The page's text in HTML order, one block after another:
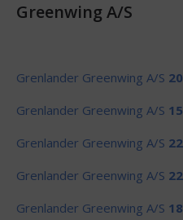
Greenwing A/S
Grenlander Greenwing A/S
Grenlander Greenwing A/S
Grenlander Greenwing A/S
Grenlander Greenwing A/S
Grenlander Greenwing A/S